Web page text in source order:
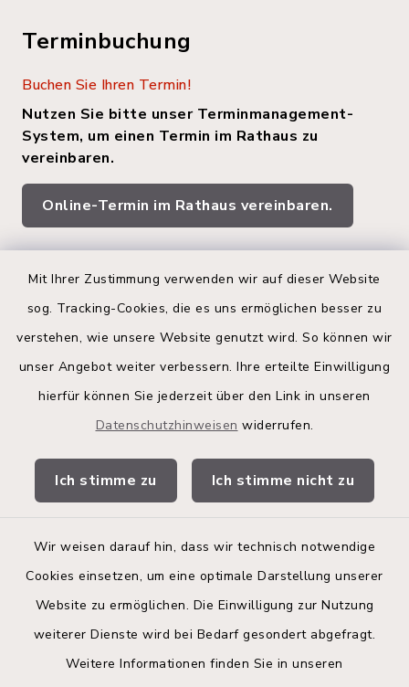
Mit Ihrer Zustimmung verwenden wir auf dieser Website
sog. Tracking-Cookies, die es uns ermöglichen besser zu
verstehen, wie unsere Website genutzt wird. So können wir
unser Angebot weiter verbessern. Ihre erteilte Einwilligung
hierfür können Sie jederzeit über den Link in unseren
Datenschutzhinweisen widerrufen.
Ich stimme zu Ich stimme nicht zu
Wir weisen darauf hin, dass wir technisch notwendige
Cookies einsetzen, um eine optimale Darstellung unserer
Website zu ermöglichen. Die Einwilligung zur Nutzung
weiterer Dienste wird bei Bedarf gesondert abgefragt.
Weitere Informationen finden Sie in unseren
Terminbuchung
Buchen Sie Ihren Termin!
Nutzen Sie bitte unser Terminmanagement-
System, um einen Termin im Rathaus zu
vereinbaren.
Online-Termin im Rathaus vereinbaren.
Quicklinks
Land Schleswig-Holstein
Kita-Portal
Bürgerinformationsbroschüre
Barrierefreiheit